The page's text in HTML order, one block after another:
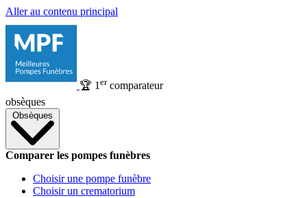
Aller au contenu principal
🏆 1 ercomparateur
obsèques
Obsèques
Comparer les pompes funèbres
Choisir une pompe funèbre
Choisir un crematorium